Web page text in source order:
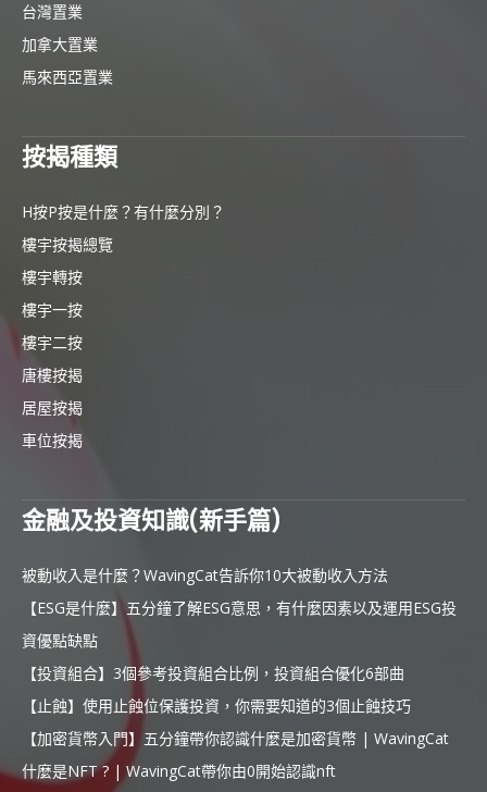
台灣置業
加拿大置業
馬來西亞置業
按揭種類
H按P按是什麼？有什麼分別？
樓宇按揭總覽
樓宇轉按
樓宇一按
樓宇二按
唐樓按揭
居屋按揭
車位按揭
金融及投資知識(新手篇)
被動收入是什麼？WavingCat告訴你10大被動收入方法
【ESG是什麼】五分鐘了解ESG意思，有什麼因素以及運用ESG投
資優點缺點
【投資組合】3個參考投資組合比例，投資組合優化6部曲
【止蝕】使用止蝕位保護投資，你需要知道的3個止蝕技巧
【加密貨幣入門】五分鐘帶你認識什麼是加密貨幣 | WavingCat
什麼是NFT ? | WavingCat帶你由0開始認識nft